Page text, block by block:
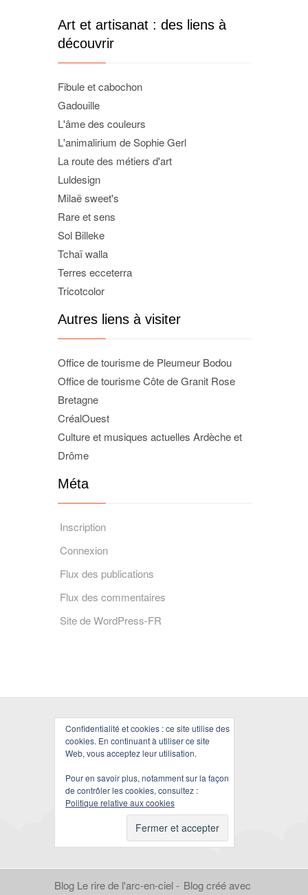
Art et artisanat : des liens à
découvrir
Fibule et cabochon
Gadouille
L'âme des couleurs
L'animalirium de Sophie Gerl
La route des métiers d'art
Luldesign
Milaë sweet's
Rare et sens
Sol Billeke
Tchaï walla
Terres ecceterra
Tricotcolor
Autres liens à visiter
Office de tourisme de Pleumeur Bodou
Office de tourisme Côte de Granit Rose
Bretagne
CréalOuest
Culture et musiques actuelles Ardèche et
Drôme
Méta
Inscription
Connexion
Flux des publications
Flux des commentaires
Site de WordPress-FR
Confidentialité et cookies : ce site utilise des
cookies. En continuant à utiliser ce site
Web, vous acceptez leur utilisation.
Pour en savoir plus, notamment sur la façon
de contrôler les cookies, consultez :
Politique relative aux cookies
Blog Le rire de l'arc-en-ciel - Blog créé avec